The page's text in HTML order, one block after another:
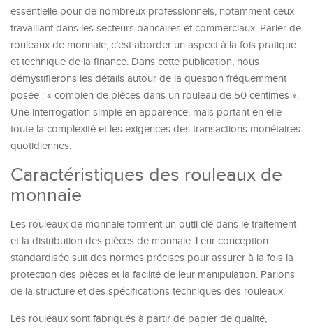
essentielle pour de nombreux professionnels, notamment ceux
travaillant dans les secteurs bancaires et commerciaux. Parler de
rouleaux de monnaie, c’est aborder un aspect à la fois pratique
et technique de la finance. Dans cette publication, nous
démystifierons les détails autour de la question fréquemment
posée : « combien de pièces dans un rouleau de 50 centimes ».
Une interrogation simple en apparence, mais portant en elle
toute la complexité et les exigences des transactions monétaires
quotidiennes.
Caractéristiques des rouleaux de
monnaie
Les rouleaux de monnaie forment un outil clé dans le traitement
et la distribution des pièces de monnaie. Leur conception
standardisée suit des normes précises pour assurer à la fois la
protection des pièces et la facilité de leur manipulation. Parlons
de la structure et des spécifications techniques des rouleaux.
Les rouleaux sont fabriqués à partir de papier de qualité,